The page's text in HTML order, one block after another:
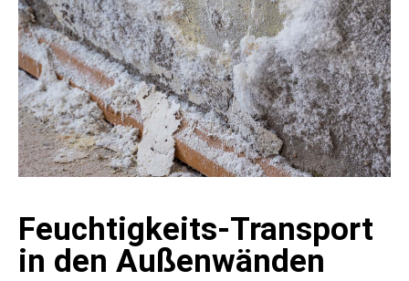
Feuchtigkeits-Transport
in den Außenwänden